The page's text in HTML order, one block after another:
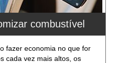
combustível
fazer economia no que for
cada vez mais altos, os